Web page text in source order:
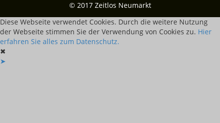
© 2017 Zeitlos Neumarkt
Diese Webseite verwendet Cookies. Durch die weitere Nutzung
der Webseite stimmen Sie der Verwendung von Cookies zu. Hier
erfahren Sie alles zum Datenschutz.
✖
➤